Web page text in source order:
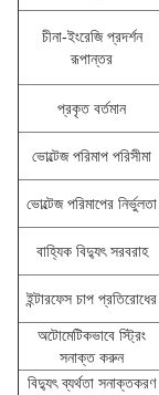
চীনা-ইংরেজি প্রদর্শন
রূপান্তর
প্রকৃত বর্তমান
ভোল্টেজ পরিমাপ পরিসীমা
ভোল্টেজ পরিমাপের নির্ভুলতা
বাহ্যিক বিদ্যুৎ সরবরাহ
ইন্টারফেস চাপ প্রতিরোধের
অটোমেটিকভাবে স্ট্রিং
সনাক্ত করুন
বিদ্যুৎ ব্যর্থতা সনাক্তকরণ